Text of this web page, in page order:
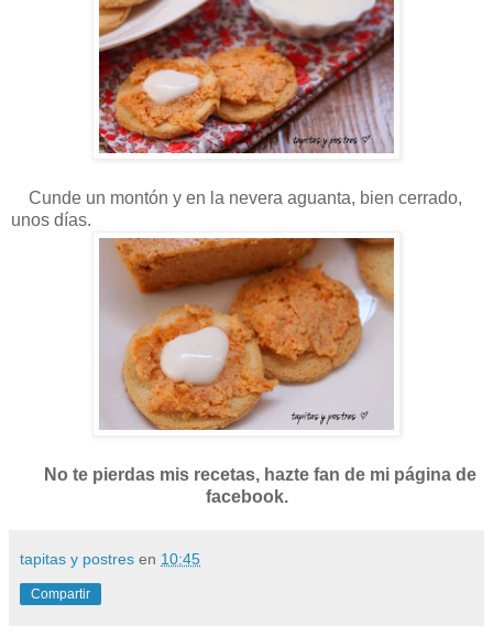
Cunde un montón y en la nevera aguanta, bien cerrado,
unos días.
No te pierdas mis recetas, hazte fan de mi página de
facebook.
tapitas y postres en 10:45
Compartir